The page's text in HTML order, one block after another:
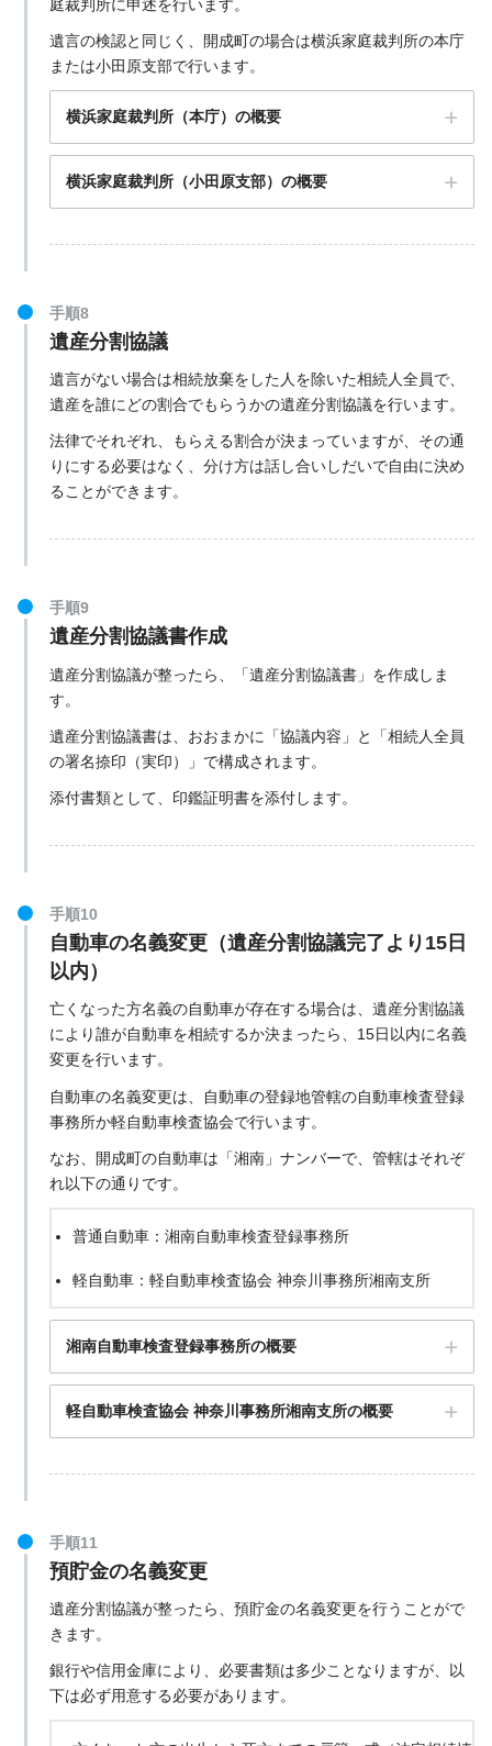
横浜地方法務局 湘南支局の公式サイト
〒258-8502 神奈川県足柄上郡開成町延沢773番地
開成町役場の公式サイト
庭裁判所に申述を行います。
遺言の検認と同じく、開成町の場合は横浜家庭裁判所の本庁
または小田原支部で行います。
横浜家庭裁判所（本庁）の概要
横浜家庭裁判所（本庁）の公式サイト
横浜家庭裁判所（小田原支部）の概要
〒250-0012 神奈川県小田原市本町１丁目７−９
手順8
遺産分割協議
遺言がない場合は相続放棄をした人を除いた相続人全員で、
遺産を誰にどの割合でもらうかの遺産分割協議を行います。
法律でそれぞれ、もらえる割合が決まっていますが、その通
りにする必要はなく、分け方は話し合いしだいで自由に決め
ることができます。
手順9
遺産分割協議書作成
遺産分割協議が整ったら、「遺産分割協議書」を作成しま
す。
遺産分割協議書は、おおまかに「協議内容」と「相続人全員
の署名捺印（実印）」で構成されます。
添付書類として、印鑑証明書を添付します。
手順10
自動車の名義変更（遺産分割協議完了より15日
以内）
亡くなった方名義の自動車が存在する場合は、遺産分割協議
により誰が自動車を相続するか決まったら、15日以内に名義
変更を行います。
自動車の名義変更は、自動車の登録地管轄の自動車検査登録
事務所か軽自動車検査協会で行います。
なお、開成町の自動車は「湘南」ナンバーで、管轄はそれぞ
れ以下の通りです。
普通自動車：湘南自動車検査登録事務所
軽自動車：軽自動車検査協会 神奈川事務所湘南支所
湘南自動車検査登録事務所の概要
軽自動車検査協会 神奈川事務所湘南支所の概要
手順11
預貯金の名義変更
遺産分割協議が整ったら、預貯金の名義変更を行うことがで
きます。
銀行や信用金庫により、必要書類は多少ことなりますが、以
下は必ず用意する必要があります。